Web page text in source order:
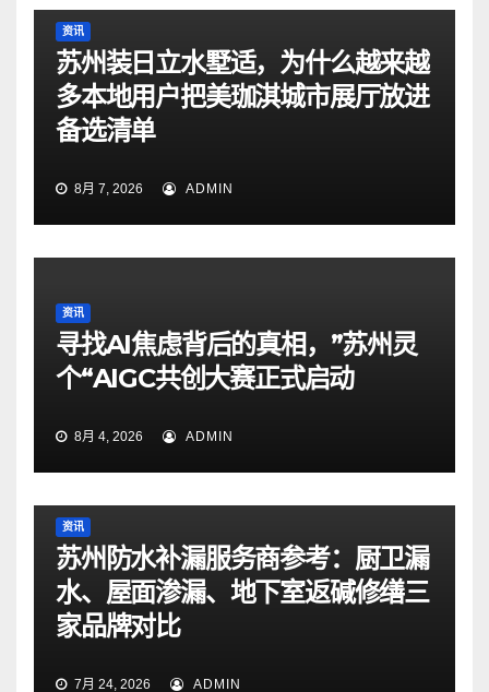
资讯
苏州装日立水墅适，为什么越来越
多本地用户把美珈淇城市展厅放进
备选清单
8月 7, 2026 ADMIN
资讯
寻找AI焦虑背后的真相，”苏州灵
个“AIGC共创大赛正式启动
8月 4, 2026 ADMIN
资讯
苏州防水补漏服务商参考：厨卫漏
水、屋面渗漏、地下室返碱修缮三
家品牌对比
7月 24, 2026 ADMIN